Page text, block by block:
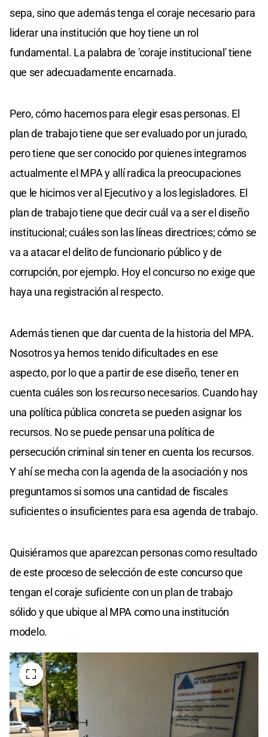
sepa, sino que además tenga el coraje necesario para
liderar una institución que hoy tiene un rol
fundamental. La palabra de 'coraje institucional' tiene
que ser adecuadamente encarnada.
Pero, cómo hacemos para elegir esas personas. El
plan de trabajo tiene que ser evaluado por un jurado,
pero tiene que ser conocido por quienes integramos
actualmente el MPA y allí radica la preocupaciones
que le hicimos ver al Ejecutivo y a los legisladores. El
plan de trabajo tiene que decir cuál va a ser el diseño
institucional; cuáles son las líneas directrices; cómo se
va a atacar el delito de funcionario público y de
corrupción, por ejemplo. Hoy el concurso no exige que
haya una registración al respecto.
Además tienen que dar cuenta de la historia del MPA.
Nosotros ya hemos tenido dificultades en ese
aspecto, por lo que a partir de ese diseño, tener en
cuenta cuáles son los recurso necesarios. Cuando hay
una política pública concreta se pueden asignar los
recursos. No se puede pensar una política de
persecución criminal sin tener en cuenta los recursos.
Y ahí se mecha con la agenda de la asociación y nos
preguntamos si somos una cantidad de fiscales
suficientes o insuficientes para esa agenda de trabajo.
Quisiéramos que aparezcan personas como resultado
de este proceso de selección de este concurso que
tengan el coraje suficiente con un plan de trabajo
sólido y que ubique al MPA como una institución
modelo.